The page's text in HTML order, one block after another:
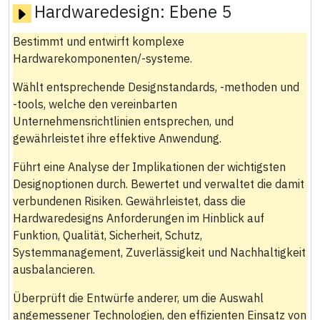
Hardwaredesign: Ebene 5
Bestimmt und entwirft komplexe
Hardwarekomponenten/‑systeme.
Wählt entsprechende Designstandards, ‑methoden und
‑tools, welche den vereinbarten
Unternehmensrichtlinien entsprechen, und
gewährleistet ihre effektive Anwendung.
Führt eine Analyse der Implikationen der wichtigsten
Designoptionen durch. Bewertet und verwaltet die damit
verbundenen Risiken. Gewährleistet, dass die
Hardwaredesigns Anforderungen im Hinblick auf
Funktion, Qualität, Sicherheit, Schutz,
Systemmanagement, Zuverlässigkeit und Nachhaltigkeit
ausbalancieren.
Überprüft die Entwürfe anderer, um die Auswahl
angemessener Technologien, den effizienten Einsatz von